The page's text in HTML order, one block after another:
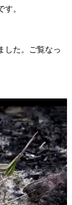
。
した。ご覧なっ